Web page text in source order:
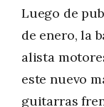
Luego de
de enero, la
alista
este nuevo
guitarras